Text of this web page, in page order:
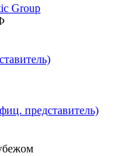
Group
представитель)